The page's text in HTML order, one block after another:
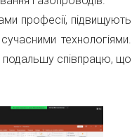
професії, підвищують
технологіями.
подальшу співпрацю, що